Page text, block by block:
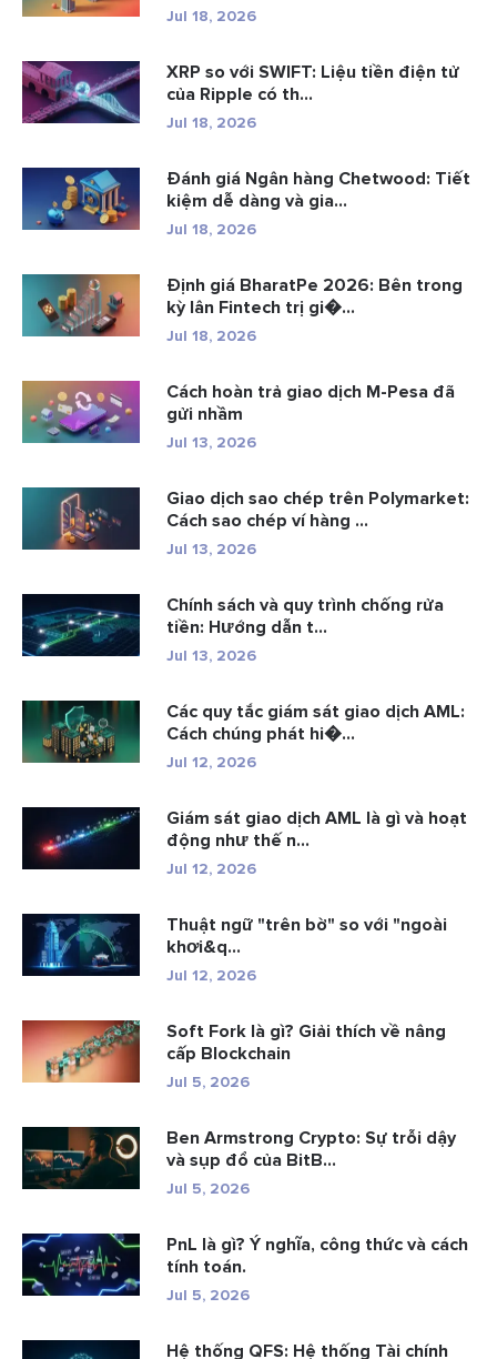
Jul 18, 2026
XRP so với SWIFT: Liệu tiền điện tử
của Ripple có th...
Jul 18, 2026
Đánh giá Ngân hàng Chetwood: Tiết
kiệm dễ dàng và gia...
Jul 18, 2026
Định giá BharatPe 2026: Bên trong
kỳ lân Fintech trị gi�...
Jul 18, 2026
Cách hoàn trả giao dịch M-Pesa đã
gửi nhầm
Jul 13, 2026
Giao dịch sao chép trên Polymarket:
Cách sao chép ví hàng ...
Jul 13, 2026
Chính sách và quy trình chống rửa
tiền: Hướng dẫn t...
Jul 13, 2026
Các quy tắc giám sát giao dịch AML:
Cách chúng phát hi�...
Jul 12, 2026
Giám sát giao dịch AML là gì và hoạt
động như thế n...
Jul 12, 2026
Thuật ngữ "trên bờ" so với "ngoài
khơi&q...
Jul 12, 2026
Soft Fork là gì? Giải thích về nâng
cấp Blockchain
Jul 5, 2026
Ben Armstrong Crypto: Sự trỗi dậy
và sụp đổ của BitB...
Jul 5, 2026
PnL là gì? Ý nghĩa, công thức và cách
tính toán.
Jul 5, 2026
Hệ thống QFS: Hệ thống Tài chính